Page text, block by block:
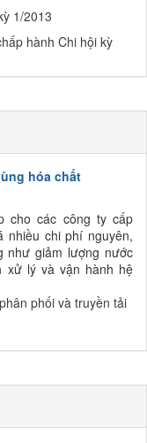
1/2013
hành Chi hội kỳ
hóa chất
cho các công ty cấp
nhiều chi phí nguyên,
như giảm lượng nước
xử lý và vận hành hệ
phối và truyền tải